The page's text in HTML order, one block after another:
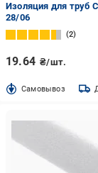
Изоляция для труб
28/06
2
19.64 ₴/шт.
Cамовывоз